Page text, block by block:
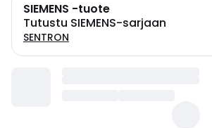
SIEMENS -tuote
Tutustu SIEMENS-sarjaan
SENTRON